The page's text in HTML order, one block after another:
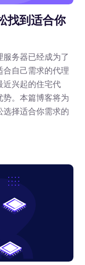
找到适合你
务器已经成为了
自己需求的代理
近兴起的住宅代
。本篇博客将为
择适合你需求的